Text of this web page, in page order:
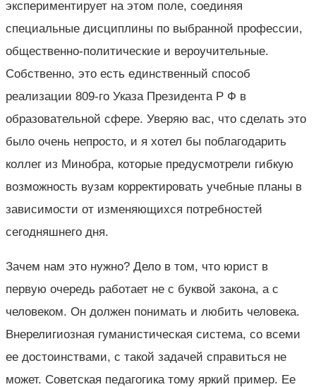
экспериментирует на этом поле, соединяя
специальные дисциплины по выбранной профессии,
общественно-политические и вероучительные.
Собственно, это есть единственный способ
реализации 809-го Указа Президента Р Ф в
образовательной сфере. Уверяю вас, что сделать это
было очень непросто, и я хотел бы поблагодарить
коллег из Минобра, которые предусмотрели гибкую
возможность вузам корректировать учебные планы в
зависимости от изменяющихся потребностей
сегодняшнего дня.
Зачем нам это нужно? Дело в том, что юрист в
первую очередь работает не с буквой закона, а с
человеком. Он должен понимать и любить человека.
Внерелигиозная гуманистическая система, со всеми
ее достоинствами, с такой задачей справиться не
может. Советская педагогика тому яркий пример. Ее